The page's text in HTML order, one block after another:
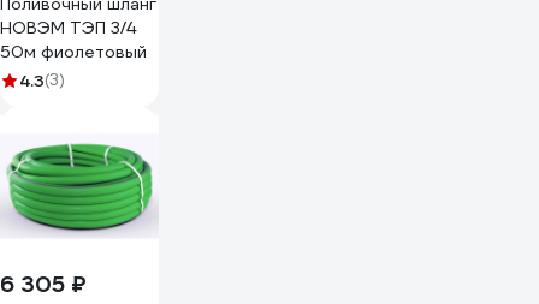
НОВЭМ ТЭП 3/4
50м фиолетовый
4.3(3)
6 305 ₽